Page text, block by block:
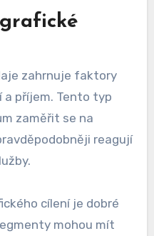
zahrnuje faktory
a příjem. Tento typ
zaměřit se na
reagují
cílení je dobré
mohou mít